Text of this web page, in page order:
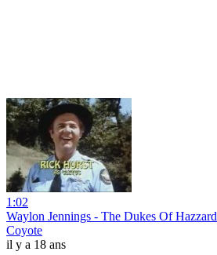
1:02
Waylon Jennings - The Dukes Of Hazzard
Coyote
il y a 18 ans